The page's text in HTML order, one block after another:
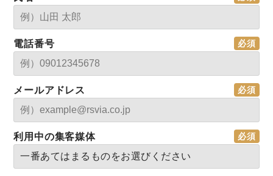
電話番号
メールアドレス
利用中の集客媒体